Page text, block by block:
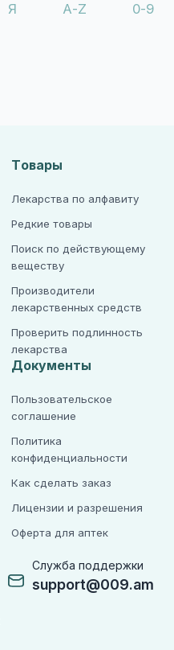
Я A-Z 0-9
Служба поддержки
support@009.am
Товары
Лекарства по алфавиту
Редкие товары
Поиск по действующему
веществу
Производители
лекарственных средств
Проверить подлинность
лекарства
Документы
Пользовательское
соглашение
Политика
конфиденциальности
Как сделать заказ
Лицензии и разрешения
Оферта для аптек